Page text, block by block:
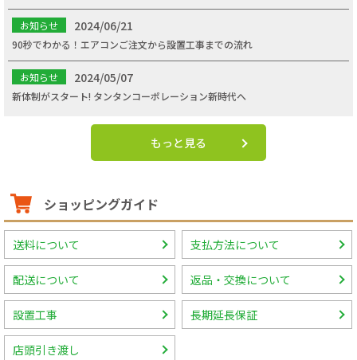
お知らせ 2024/06/21
90秒でわかる！エアコンご注文から設置工事までの流れ
お知らせ 2024/05/07
新体制がスタート! タンタンコーポレーション新時代へ
もっと見る
ショッピングガイド
送料について 支払方法について
配送について 返品・交換について
設置工事 長期延長保証
店頭引き渡し